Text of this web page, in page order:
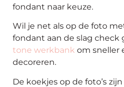
fondant naar keuze.
Wil je net als op de foto
fondant aan de slag check
tone werkbank om sneller
decoreren.
De koekjes op de foto’s